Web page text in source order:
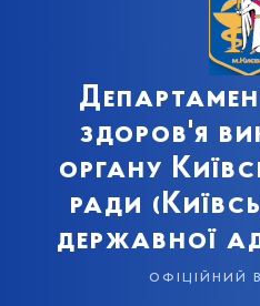
здоров'я
органу
ради
державної
офіційний